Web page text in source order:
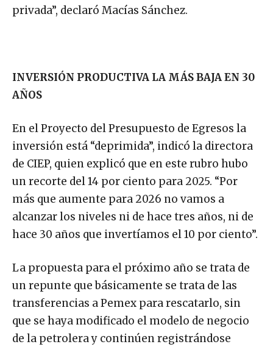
privada”, declaró Macías Sánchez.
INVERSIÓN PRODUCTIVA LA MÁS BAJA EN 30
AÑOS
En el Proyecto del Presupuesto de Egresos la
inversión está “deprimida”, indicó la directora
de CIEP, quien explicó que en este rubro hubo
un recorte del 14 por ciento para 2025. “Por
más que aumente para 2026 no vamos a
alcanzar los niveles ni de hace tres años, ni de
hace 30 años que invertíamos el 10 por ciento”.
La propuesta para el próximo año se trata de
un repunte que básicamente se trata de las
transferencias a Pemex para rescatarlo, sin
que se haya modificado el modelo de negocio
de la petrolera y continúen registrándose